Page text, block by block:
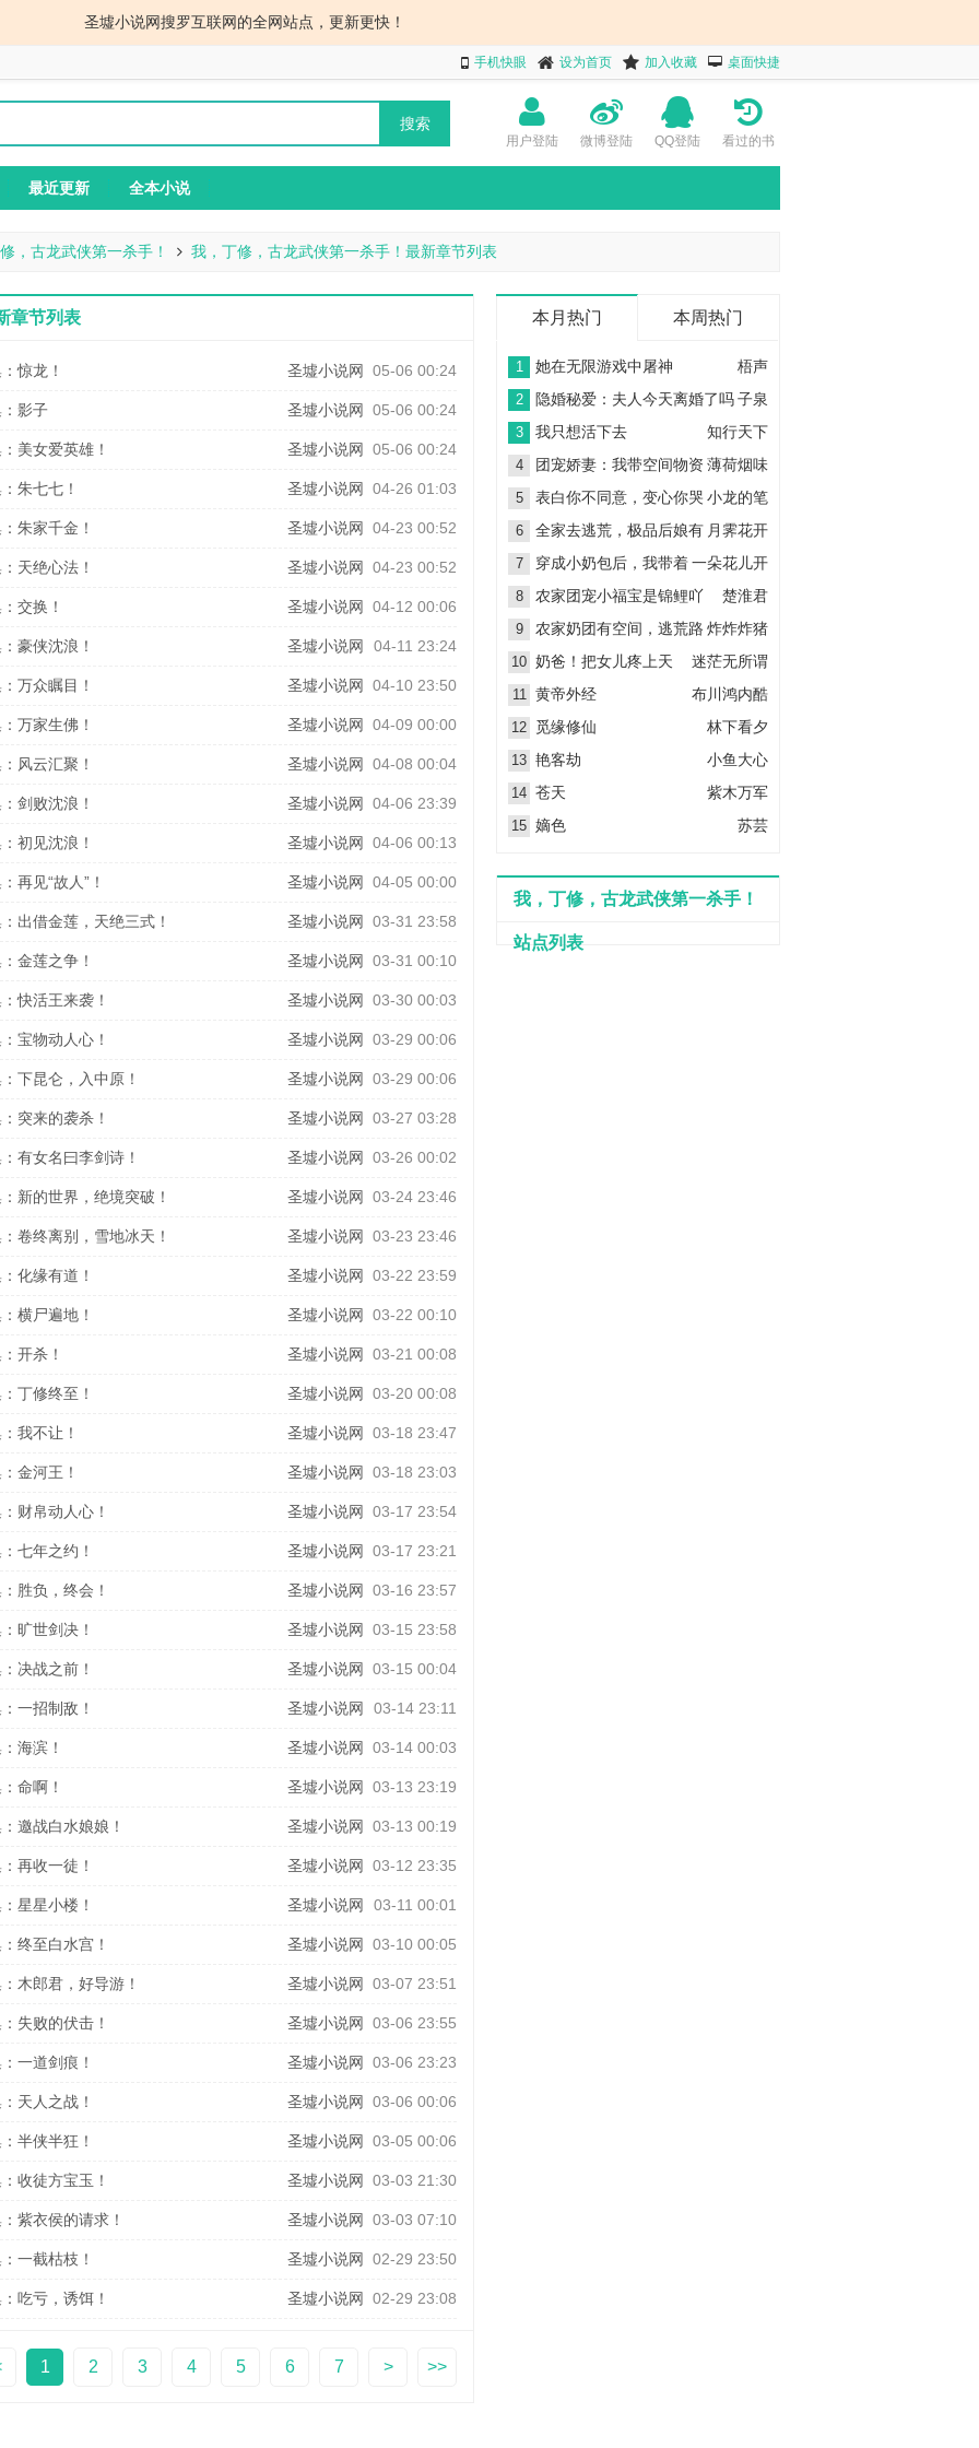
圣墟小说网搜罗互联网的全网站点，更新更快！
手机快眼 设为首页 加入收藏 桌面快捷
看过的书
QQ登陆
微博登陆
用户登陆
最近更新 全本小说
，古龙武侠第一杀手！ 我，丁修，古龙武侠第一杀手！最新章节列表
章节列表
惊龙！ 05-06 00:24
圣墟小说网
影子 05-06 00:24
圣墟小说网
美女爱英雄！ 05-06 00:24
圣墟小说网
朱七七！ 04-26 01:03
圣墟小说网
朱家千金！ 04-23 00:52
圣墟小说网
天绝心法！ 04-23 00:52
圣墟小说网
交换！ 04-12 00:06
圣墟小说网
豪侠沈浪！ 04-11 23:24
圣墟小说网
万众瞩目！ 04-10 23:50
圣墟小说网
万家生佛！ 04-09 00:00
圣墟小说网
风云汇聚！ 04-08 00:04
圣墟小说网
剑败沈浪！ 04-06 23:39
圣墟小说网
初见沈浪！ 04-06 00:13
圣墟小说网
再见“故人”！ 04-05 00:00
圣墟小说网
出借金莲，天绝三式！ 03-31 23:58
圣墟小说网
金莲之争！ 03-31 00:10
圣墟小说网
快活王来袭！ 03-30 00:03
圣墟小说网
宝物动人心！ 03-29 00:06
圣墟小说网
下昆仑，入中原！ 03-29 00:06
圣墟小说网
突来的袭杀！ 03-27 03:28
圣墟小说网
有女名曰李剑诗！ 03-26 00:02
圣墟小说网
新的世界，绝境突破！ 03-24 23:46
圣墟小说网
卷终离别，雪地冰天！ 03-23 23:46
圣墟小说网
化缘有道！ 03-22 23:59
圣墟小说网
横尸遍地！ 03-22 00:10
圣墟小说网
开杀！ 03-21 00:08
圣墟小说网
丁修终至！ 03-20 00:08
圣墟小说网
我不让！ 03-18 23:47
圣墟小说网
金河王！ 03-18 23:03
圣墟小说网
财帛动人心！ 03-17 23:54
圣墟小说网
七年之约！ 03-17 23:21
圣墟小说网
胜负，终会！ 03-16 23:57
圣墟小说网
旷世剑决！ 03-15 23:58
圣墟小说网
决战之前！ 03-15 00:04
圣墟小说网
一招制敌！ 03-14 23:11
圣墟小说网
海滨！ 03-14 00:03
圣墟小说网
命啊！ 03-13 23:19
圣墟小说网
邀战白水娘娘！ 03-13 00:19
圣墟小说网
再收一徒！ 03-12 23:35
圣墟小说网
星星小楼！ 03-11 00:01
圣墟小说网
终至白水宫！ 03-10 00:05
圣墟小说网
木郎君，好导游！ 03-07 23:51
圣墟小说网
失败的伏击！ 03-06 23:55
圣墟小说网
一道剑痕！ 03-06 23:23
圣墟小说网
天人之战！ 03-06 00:06
圣墟小说网
半侠半狂！ 03-05 00:06
圣墟小说网
收徒方宝玉！ 03-03 21:30
圣墟小说网
紫衣侯的请求！ 03-03 07:10
圣墟小说网
一截枯枝！ 02-29 23:50
圣墟小说网
吃亏，诱饵！ 02-29 23:08
圣墟小说网
1 2 3 4 5 6 7 > >>
本月热门 本周热门
1 梧声
她在无限游戏中屠神
2 子泉
隐婚秘爱：夫人今天离婚了吗
3 知行天下
我只想活下去
4 薄荷烟味
团宠娇妻：我带空间物资
穿七零
5 小龙的笔
表白你不同意，变心你哭
什么
6 月霁花开
全家去逃荒，极品后娘有
空间
7 一朵花儿开
穿成小奶包后，我带着
全家在荒年躺赢了
8 楚淮君
农家团宠小福宝是锦鲤吖
9 炸炸炸猪
农家奶团有空间，逃荒路
上喜种田
10 迷茫无所谓
奶爸！把女儿疼上天
11 布川鸿内酷
黄帝外经
12 林下看夕
觅缘修仙
13 小鱼大心
艳客劫
14 紫木万军
苍天
15 苏芸
嫡色
我，丁修，古龙武侠第一杀手！
站点列表